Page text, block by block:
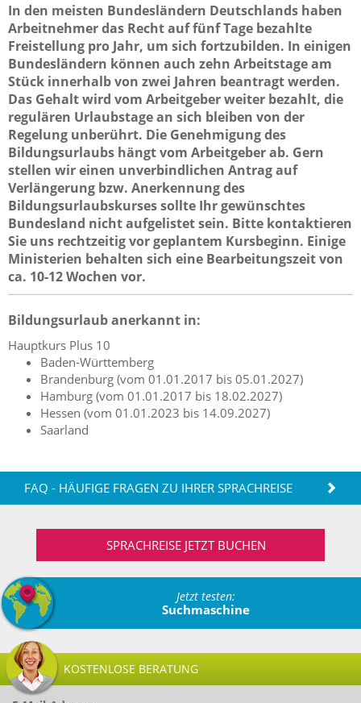
In den meisten Bundesländern Deutschlands haben
Arbeitnehmer das Recht auf fünf Tage bezahlte
Freistellung pro Jahr, um sich fortzubilden. In einigen
Bundesländern können auch zehn Arbeitstage am
Stück innerhalb von zwei Jahren beantragt werden.
Das Gehalt wird vom Arbeitgeber weiter bezahlt, die
regulären Urlaubstage an sich bleiben von der
Regelung unberührt. Die Genehmigung des
Bildungsurlaubs hängt vom Arbeitgeber ab. Gern
stellen wir einen unverbindlichen Antrag auf
Verlängerung bzw. Anerkennung des
Bildungsurlaubskurses sollte Ihr gewünschtes
Bundesland nicht aufgelistet sein. Bitte kontaktieren
Sie uns rechtzeitig vor geplantem Kursbeginn. Einige
Ministerien behalten sich eine Bearbeitungszeit von
ca. 10-12 Wochen vor.
Bildungsurlaub anerkannt in:
Hauptkurs Plus 10
Baden-Württemberg
Brandenburg (vom 01.01.2017 bis 05.01.2027)
Hamburg (vom 01.01.2017 bis 18.02.2027)
Hessen (vom 01.01.2023 bis 14.09.2027)
Saarland
FAQ - HÄUFIGE FRAGEN ZU IHRER SPRACHREISE
SPRACHREISE JETZT BUCHEN
Jetzt testen:
Suchmaschine
KOSTENLOSE BERATUNG